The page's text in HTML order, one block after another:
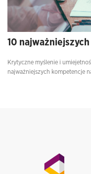
10
Krytyczne myślenie i
najważniejszych kompetencje